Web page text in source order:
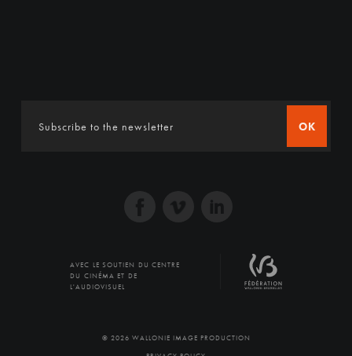
OK
AVEC LE SOUTIEN DU CENTRE
DU CINÉMA ET DE
L'AUDIOVISUEL
© 2026 WALLONIE IMAGE PRODUCTION